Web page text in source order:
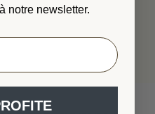
notre newsletter.